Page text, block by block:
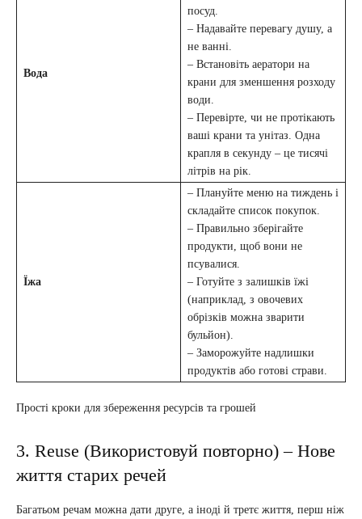
Вода
посуд.
– Надавайте перевагу душу, а
не ванні.
– Встановіть аератори на
крани для зменшення розходу
води.
– Перевірте, чи не протікають
ваші крани та унітаз. Одна
крапля в секунду – це тисячі
літрів на рік.
Їжа
– Плануйте меню на тиждень і
складайте список покупок.
– Правильно зберігайте
продукти, щоб вони не
псувалися.
– Готуйте з залишків їжі
(наприклад, з овочевих
обрізків можна зварити
бульйон).
– Заморожуйте надлишки
продуктів або готові страви.
Прості кроки для збереження ресурсів та грошей
3. Reuse (Використовуй повторно) – Нове
життя старих речей
Багатьом речам можна дати друге, а іноді й третє життя, перш ніж